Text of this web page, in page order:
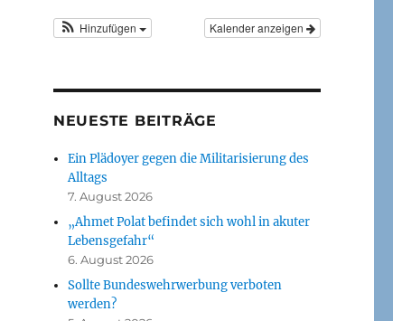
Kalender anzeigen
Hinzufügen
NEUESTE BEITRÄGE
Ein Plädoyer gegen die Militarisierung des
Alltags
7. August 2026
„Ahmet Polat befindet sich wohl in akuter
Lebensgefahr“
6. August 2026
Sollte Bundeswehrwerbung verboten
werden?